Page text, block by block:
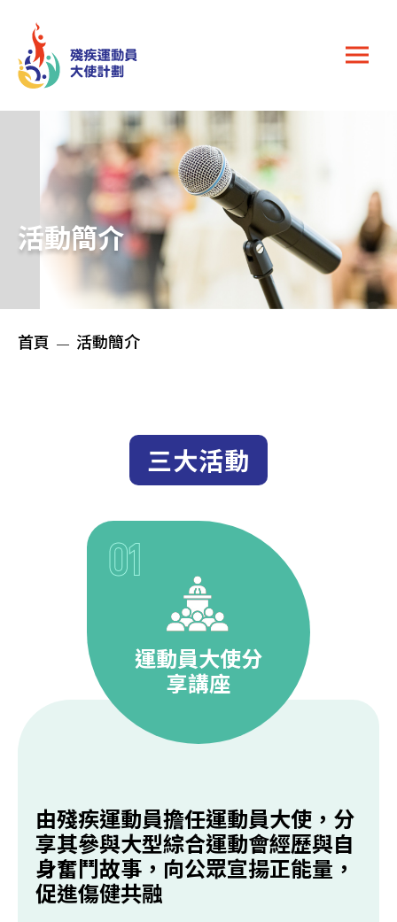
活動簡介
Breadcrumb
首頁 活動簡介
三大活動
運動員大使分
享講座
由殘疾運動員擔任運動員大使，分
享其參與大型綜合運動會經歷與自
身奮鬥故事，向公眾宣揚正能量，
促進傷健共融